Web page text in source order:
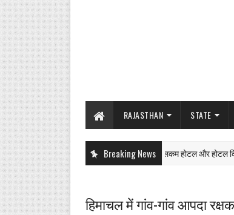
RAJASTHAN STATE
Breaking News
श्रीगंगानगर में वेलकम होटल और होटल किंग
हिमाचल में गांव-गांव आपदा